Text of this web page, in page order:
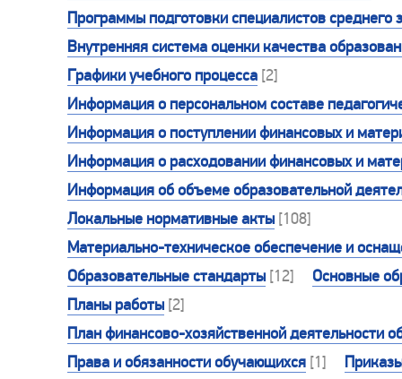
Программы подготовки специалистов среднего
Внутренняя система оценки качества
Графики учебного процесса [2]
Информация о персональном составе
Информация о поступлении финансовых и
Информация о расходовании финансовых и
Информация об объеме образовательной
Локальные нормативные акты [108]
Материально-техническое обеспечение и
Образовательные стандарты [12]
Основные
Планы работы [2]
План финансово-хозяйственной деятельности
Права и обязанности обучающихся [1]